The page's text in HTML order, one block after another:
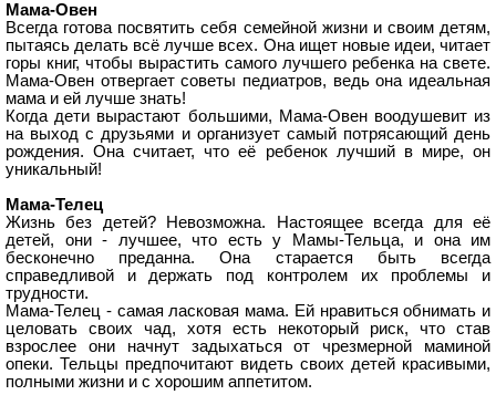
Мама-Овен
Всегда готова посвятить себя семейной жизни и своим детям,
пытаясь делать всё лучше всех. Она ищет новые идеи, читает
горы книг, чтобы вырастить самого лучшего ребенка на свете.
Мама-Овен отвергает советы педиатров, ведь она идеальная
мама и ей лучше знать!
Когда дети вырастают большими, Мама-Овен воодушевит из
на выход с друзьями и организует самый потрясающий день
рождения. Она считает, что её ребенок лучший в мире, он
уникальный!
Мама-Телец
Жизнь без детей? Невозможна. Настоящее всегда для её
детей, они - лучшее, что есть у Мамы-Тельца, и она им
бесконечно преданна. Она старается быть всегда
справедливой и держать под контролем их проблемы и
трудности.
Мама-Телец - самая ласковая мама. Ей нравиться обнимать и
целовать своих чад, хотя есть некоторый риск, что став
взрослее они начнут задыхаться от чрезмерной маминой
опеки. Тельцы предпочитают видеть своих детей красивыми,
полными жизни и с хорошим аппетитом.